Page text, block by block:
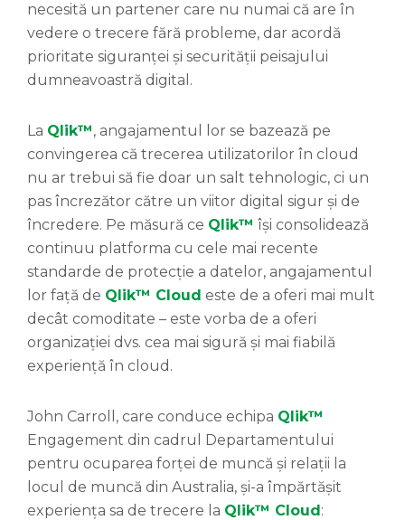
necesită un partener care nu numai că are în
vedere o trecere fără probleme, dar acordă
prioritate siguranței și securității peisajului
dumneavoastră digital.
La Qlik™, angajamentul lor se bazează pe
convingerea că trecerea utilizatorilor în cloud
nu ar trebui să fie doar un salt tehnologic, ci un
pas încrezător către un viitor digital sigur și de
încredere. Pe măsură ce Qlik™ își consolidează
continuu platforma cu cele mai recente
standarde de protecție a datelor, angajamentul
lor față de Qlik™ Cloud este de a oferi mai mult
decât comoditate – este vorba de a oferi
organizației dvs. cea mai sigură și mai fiabilă
experiență în cloud.
John Carroll, care conduce echipa Qlik™
Engagement din cadrul Departamentului
pentru ocuparea forței de muncă și relații la
locul de muncă din Australia, și-a împărtășit
experiența sa de trecere la Qlik™ Cloud: